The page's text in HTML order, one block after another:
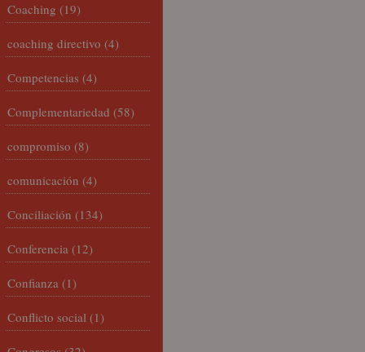
Coaching (19)
coaching directivo (4)
Competencias (4)
Complementariedad (58)
compromiso (8)
comunicación (4)
Conciliación (134)
Conferencia (12)
Confianza (1)
Conflicto social (1)